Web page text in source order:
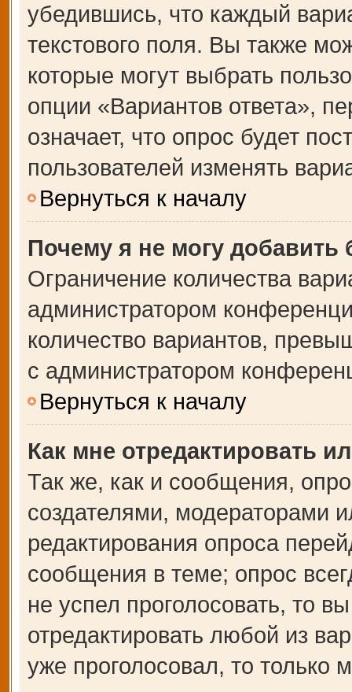
убедившись, что каждый
текстового поля. Вы также
которые могут выбрать
опции «Вариантов ответа»,
означает, что опрос будет
пользователей изменять
Вернуться к началу
Почему я не могу добавить
Ограничение количества
администратором
количество вариантов,
с администратором
Вернуться к началу
Как мне отредактировать
Так же, как и сообщения,
создателями, модераторами
редактирования опроса
сообщения в теме; опрос
не успел проголосовать, то
отредактировать любой из
уже проголосовал, то только